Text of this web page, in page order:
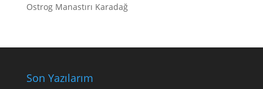
Ostrog Manastırı Karadağ
Son Yazılarım